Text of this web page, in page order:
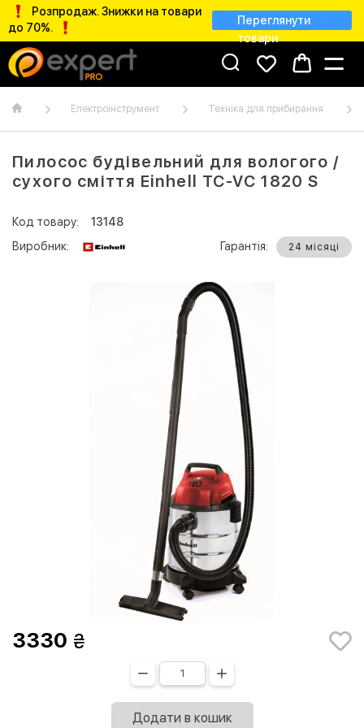
Розпродаж. Знижки на товари
до 70%.
Переглянути
товари
Електроінструмент Техніка для прибирання
Пилосос будівельний для вологого /
сухого сміття Einhell TC-VC 1820 S
Код товару:
13148
Виробник:
Гарантія: 24 місяці
3330
Додати в кошик